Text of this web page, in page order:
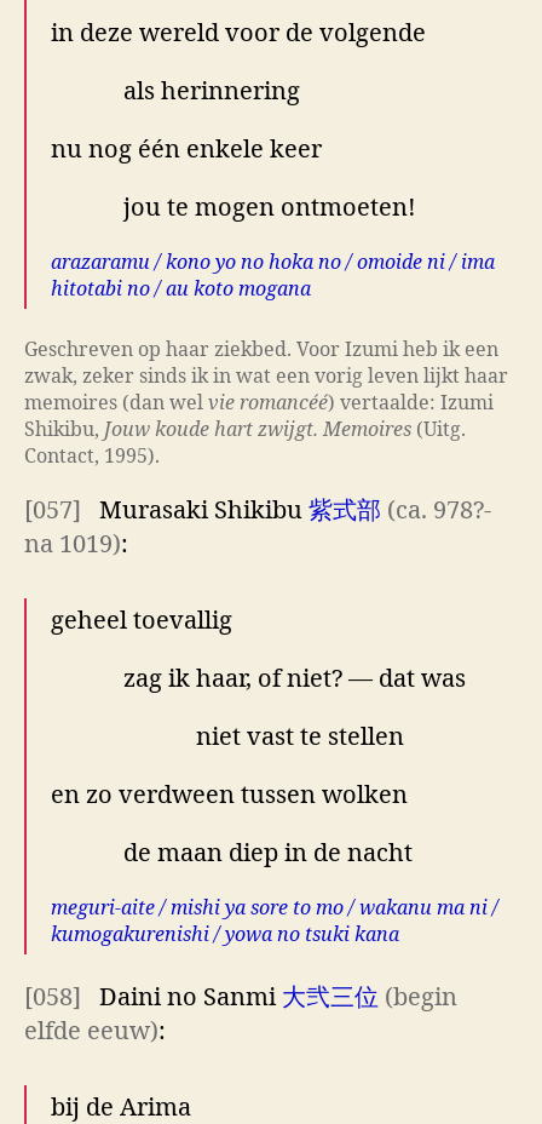
in deze wereld voor de volgende
als herinnering
nu nog één enkele keer
jou te mogen ontmoeten!
arazaramu / kono yo no hoka no / omoide ni / ima
hitotabi no / au koto mogana
Geschreven op haar ziekbed. Voor Izumi heb ik een
zwak, zeker sinds ik in wat een vorig leven lijkt haar
memoires (dan wel vie romancéé) vertaalde: Izumi
Shikibu, Jouw koude hart zwijgt. Memoires (Uitg.
Contact, 1995).
[057] Murasaki Shikibu 紫式部 (ca. 978?-
na 1019):
geheel toevallig
zag ik haar, of niet? — dat was
niet vast te stellen
en zo verdween tussen wolken
de maan diep in de nacht
meguri-aite / mishi ya sore to mo / wakanu ma ni /
kumogakurenishi / yowa no tsuki kana
[058] Daini no Sanmi 大弐三位 (begin
elfde eeuw):
bij de Arima